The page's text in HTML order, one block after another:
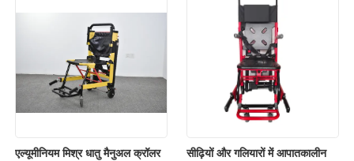
एल्यूमीनियम मिश्र धातु मैनुअल क्रॉलर
सीढ़ियों और गलियारों में आपातकालीन